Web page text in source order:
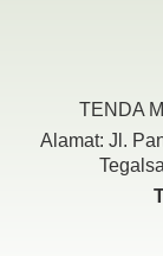
TENDA
Alamat: Jl.